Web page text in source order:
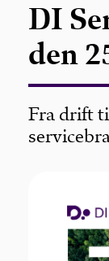
DI
den
Fra drift